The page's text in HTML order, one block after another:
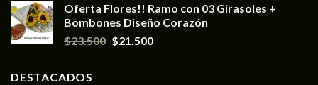
Oferta Flores!! Ramo con 03 Girasoles +
Bombones Diseño Corazón
$23.500 $21.500
DESTACADOS